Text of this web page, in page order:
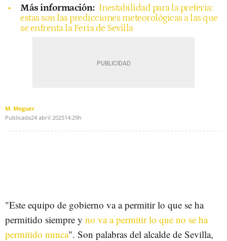
Más información: Inestabilidad para la preferia:
estas son las predicciones meteorológicas a las que
se enfrenta la Feria de Sevilla
M. Moguer
Publicada24 abril 202514:29h
"Este equipo de gobierno va a permitir lo que se ha
permitido siempre y no va a permitir lo que no se ha
permitido nunca". Son palabras del alcalde de Sevilla,